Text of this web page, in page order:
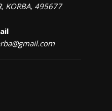
KORBA, 495677